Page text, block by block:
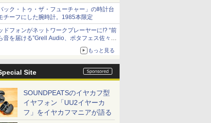
ック・トゥ・ザ・フューチャー」の時計台
チーフにした腕時計。1985本限定
ドフォンがネットワークプレーヤーに!? “前
音を届ける”Grell Audio、ポタフェス佐々木
もっと見る
Site
SOUNDPEATSのイヤカフ型
イヤフォン「UU2イヤーカ
フ」をイヤカフマニアが語る